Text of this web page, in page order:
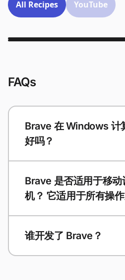
All Recipes YouTube
FAQs
Brave 在 Windows 计
好吗？
Brave 是否适用于移动
机？ 它适用于所有操
谁开发了 Brave？